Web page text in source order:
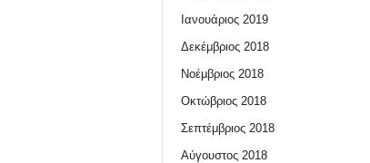
Ιανουάριος 2019
Δεκέμβριος 2018
Νοέμβριος 2018
Οκτώβριος 2018
Σεπτέμβριος 2018
Αύγουστος 2018